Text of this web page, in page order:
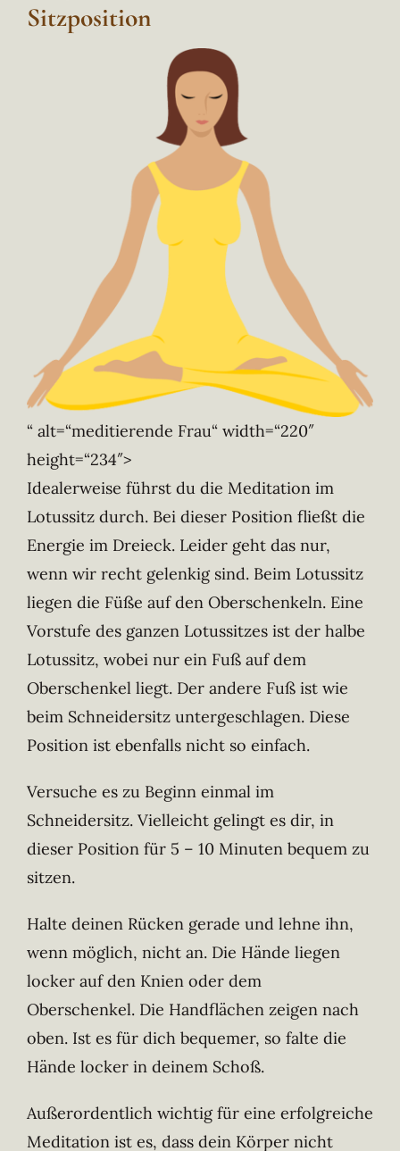
Sitzposition
“ alt=“meditierende Frau“ width=“220″
height=“234″>
Idealerweise führst du die Meditation im
Lotussitz durch. Bei dieser Position fließt die
Energie im Dreieck. Leider geht das nur,
wenn wir recht gelenkig sind. Beim Lotussitz
liegen die Füße auf den Oberschenkeln. Eine
Vorstufe des ganzen Lotussitzes ist der halbe
Lotussitz, wobei nur ein Fuß auf dem
Oberschenkel liegt. Der andere Fuß ist wie
beim Schneidersitz untergeschlagen. Diese
Position ist ebenfalls nicht so einfach.
Versuche es zu Beginn einmal im
Schneidersitz. Vielleicht gelingt es dir, in
dieser Position für 5 – 10 Minuten bequem zu
sitzen.
Halte deinen Rücken gerade und lehne ihn,
wenn möglich, nicht an. Die Hände liegen
locker auf den Knien oder dem
Oberschenkel. Die Handflächen zeigen nach
oben. Ist es für dich bequemer, so falte die
Hände locker in deinem Schoß.
Außerordentlich wichtig für eine erfolgreiche
Meditation ist es, dass dein Körper nicht